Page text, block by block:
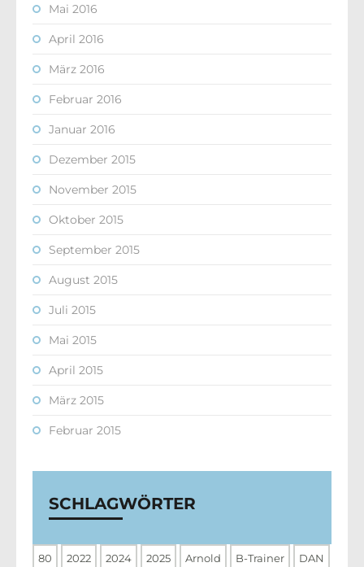
Mai 2016
April 2016
März 2016
Februar 2016
Januar 2016
Dezember 2015
November 2015
Oktober 2015
September 2015
August 2015
Juli 2015
Mai 2015
April 2015
März 2015
Februar 2015
SCHLAGWÖRTER
80 2022 2024 2025 Arnold B-Trainer DAN